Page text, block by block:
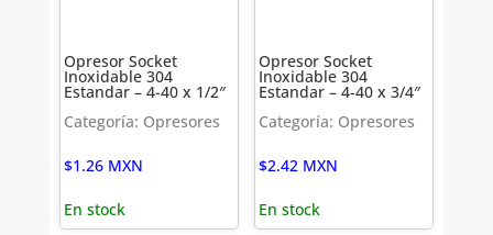
Opresor Socket
Inoxidable 304
Estandar – 4-40 x 1/2″
Categoría: Opresores
$1.26 MXN
En stock
Opresor Socket
Inoxidable 304
Estandar – 4-40 x 3/4″
Categoría: Opresores
$2.42 MXN
En stock